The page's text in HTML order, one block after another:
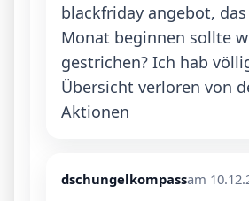
blackfriday angebot,
Monat beginnen sollte
gestrichen? Ich hab
Übersicht verloren von
Aktionen
dschungelkompassam